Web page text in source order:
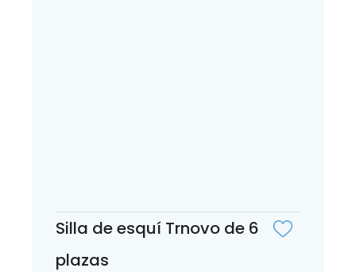
Silla de esquí Trnovo de 6
plazas